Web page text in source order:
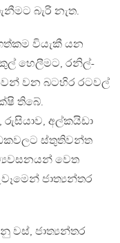
බැරි නැත.
වියැකී යන
හෙලීමට, රනිල්-
වන බටහිර රටවල්
තිබේ.
රුසියාව, අල්කයිඩා
ස්තුතිවන්ත
වෙත
ජාත්‍යන්තර
වස්, ජාත්‍යන්තර